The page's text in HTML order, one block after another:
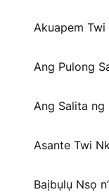
Akuapem Twi
Ang Pulong
Ang Salita ng
Asante Twi
Baịbụlụ Nsọ